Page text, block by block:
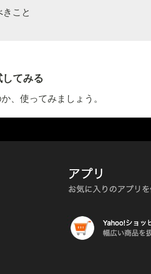
こと
てみる
、使ってみましょう。